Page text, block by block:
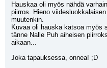
Hauskaa oli myös nähdä
piirros. Hieno
muutenkin.
Kuvaa oli hauska katsoa myös
tänne Nalle Puh aiheisen
aikaan...
Joka tapauksessa, onnea! ;D